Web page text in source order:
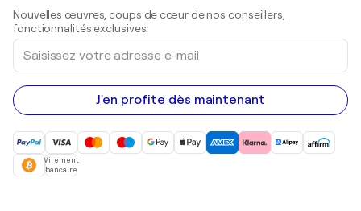
Peintures acryliques
Nouvelles œuvres, coups de cœur de nos conseillers,
fonctionnalités exclusives.
Saisissez
votre
adresse
e-
mail
J'en profite dès maintenant
Virement
bancaire